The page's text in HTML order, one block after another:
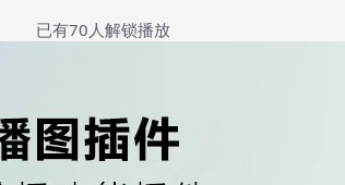
已有70 人解锁播放